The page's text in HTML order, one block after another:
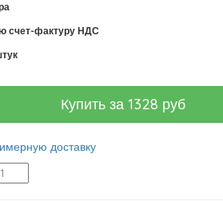
счет-фактуру НДС
Купить за 1328 руб
доставку